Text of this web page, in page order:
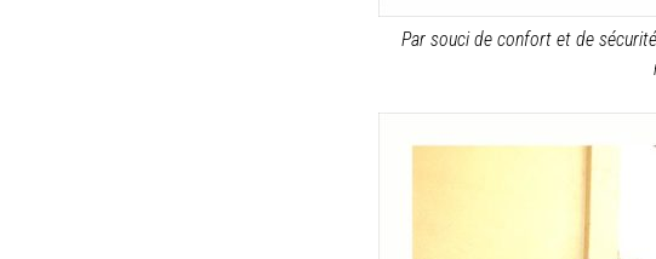
Par souci de confort et de